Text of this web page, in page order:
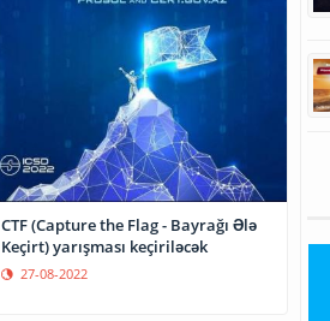
CTF (Capture the Flag - Bayrağı Ələ
Keçirt) yarışması keçiriləcək
27-08-2022